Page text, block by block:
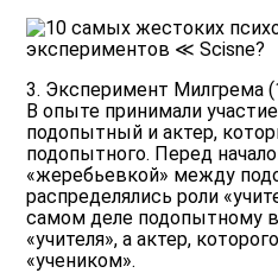
3. Эксперимент Милгрема
В опыте принимали
подопытный и актер,
подопытного. Перед
«жеребьевкой» между
распределялись роли
самом деле подопытному
«учителя», а актер,
«учеником».